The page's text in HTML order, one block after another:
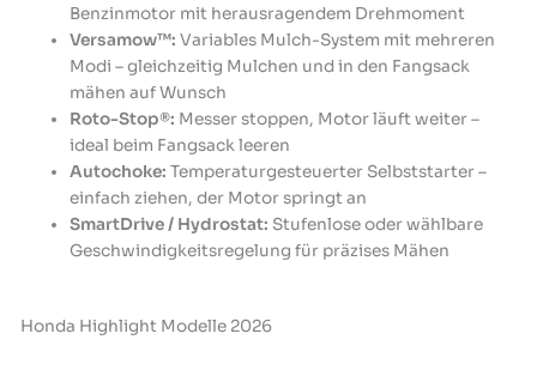
Benzinmotor mit herausragendem Drehmoment
Versamow™: Variables Mulch-System mit mehreren
Modi – gleichzeitig Mulchen und in den Fangsack
mähen auf Wunsch
Roto-Stop®: Messer stoppen, Motor läuft weiter –
ideal beim Fangsack leeren
Autochoke: Temperaturgesteuerter Selbststarter –
einfach ziehen, der Motor springt an
SmartDrive / Hydrostat: Stufenlose oder wählbare
Geschwindigkeitsregelung für präzises Mähen
Honda Highlight Modelle 2026